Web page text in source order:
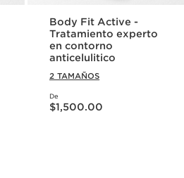
Body Fit Active -
Tratamiento experto
en contorno
anticelulitico
2 TAMAÑOS
De
Precio actual $1,500.00
$1,500.00